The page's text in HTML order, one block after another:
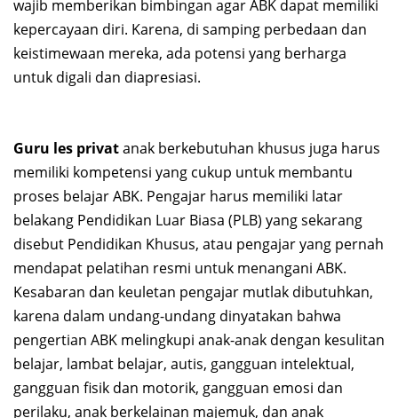
wajib memberikan bimbingan agar ABK dapat memiliki
kepercayaan diri. Karena, di samping perbedaan dan
keistimewaan mereka, ada potensi yang berharga
untuk digali dan diapresiasi.
Guru les privatanak berkebutuhan khusus juga harus
memiliki kompetensi yang cukup untuk membantu
proses belajar ABK. Pengajar harus memiliki latar
belakang Pendidikan Luar Biasa (PLB) yang sekarang
disebut Pendidikan Khusus, atau pengajar yang pernah
mendapat pelatihan resmi untuk menangani ABK.
Kesabaran dan keuletan pengajar mutlak dibutuhkan,
karena dalam undang-undang dinyatakan bahwa
pengertian ABK melingkupi anak-anak dengan kesulitan
belajar, lambat belajar, autis, gangguan intelektual,
gangguan fisik dan motorik, gangguan emosi dan
perilaku, anak berkelainan majemuk, dan anak